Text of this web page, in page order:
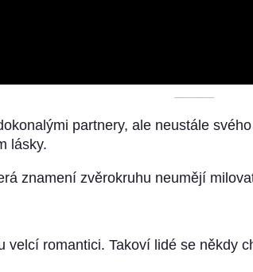
––––––––––
partnery, ale neustále
lásky.
znamení zvěrokruhu neumějí
velcí romantici. Takoví lidé se někdy